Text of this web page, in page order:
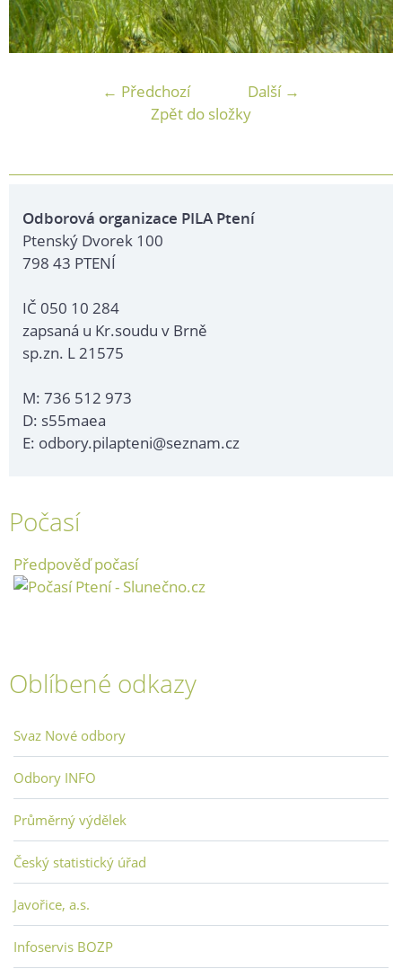
← Předchozí
Další →
Zpět do složky
Odborová organizace PILA Ptení
Ptenský Dvorek 100
798 43 PTENÍ
IČ 050 10 284
zapsaná u Kr.soudu v Brně
sp.zn. L 21575
M: 736 512 973
D: s55maea
E: odbory.pilapteni@seznam.cz
Počasí
Předpověď počasí
Oblíbené odkazy
Svaz Nové odbory
Odbory INFO
Průměrný výdělek
Český statistický úřad
Javořice, a.s.
Infoservis BOZP